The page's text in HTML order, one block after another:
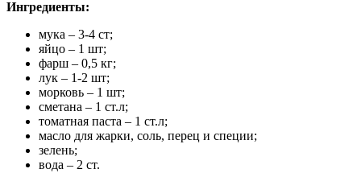
Ингредиенты:
мука – 3-4 ст;
яйцо – 1 шт;
фарш – 0,5 кг;
лук – 1-2 шт;
морковь – 1 шт;
сметана – 1 ст.л;
томатная паста – 1 ст.л;
масло для жарки, соль, перец и специи;
зелень;
вода – 2 ст.